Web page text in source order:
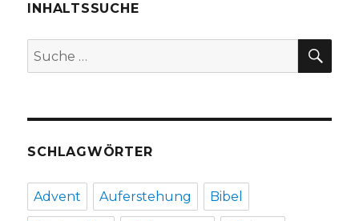
Fleischer,
2014
INHALTSSUCHE
Suche
nach:
SCHLAGWÖRTER
Advent Auferstehung Bibel